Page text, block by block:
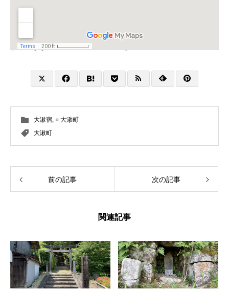
より大きな地図で本陣跡 大湫宿
大湫宿 ○ 大湫町
大湫町
前の記事 次の記事
関連記事